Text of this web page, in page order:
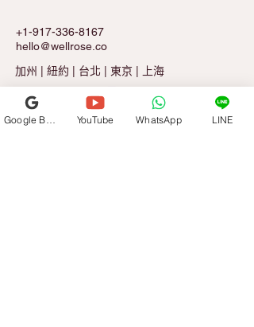
+1-917-336-8167
hello@wellrose.co
加州 | 紐約 | 台北 | 東京 | 上海
YouTube WhatsApp LINE